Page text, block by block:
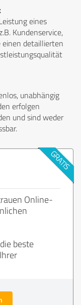
eines
Kundenservice,
einen detaillierten
unabhängig
erfolgen
und sind weder
Online-
beste